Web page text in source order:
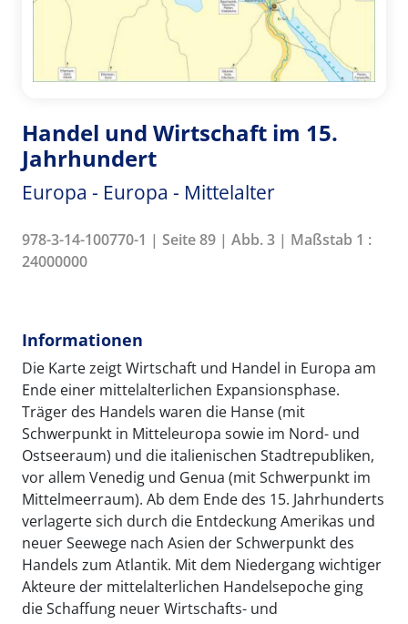
Handel und Wirtschaft im 15.
Jahrhundert
Europa - Europa - Mittelalter
978-3-14-100770-1 | Seite 89 | Abb. 3 | Maßstab 1 :
24000000
Informationen
Die Karte zeigt Wirtschaft und Handel in Europa am
Ende einer mittelalterlichen Expansionsphase.
Träger des Handels waren die Hanse (mit
Schwerpunkt in Mitteleuropa sowie im Nord- und
Ostseeraum) und die italienischen Stadtrepubliken,
vor allem Venedig und Genua (mit Schwerpunkt im
Mittelmeerraum). Ab dem Ende des 15. Jahrhunderts
verlagerte sich durch die Entdeckung Amerikas und
neuer Seewege nach Asien der Schwerpunkt des
Handels zum Atlantik. Mit dem Niedergang wichtiger
Akteure der mittelalterlichen Handelsepoche ging
die Schaffung neuer Wirtschafts- und